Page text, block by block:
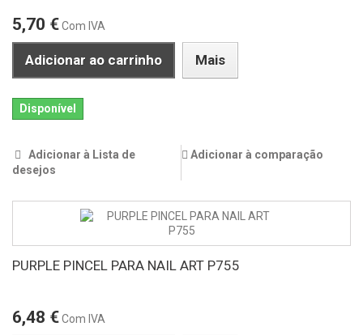
5,70 €Com IVA
Adicionar ao carrinho Mais
Disponível
Adicionar à Lista de
desejos
Adicionar à comparação
PURPLE PINCEL PARA NAIL ART P755
6,48 €Com IVA